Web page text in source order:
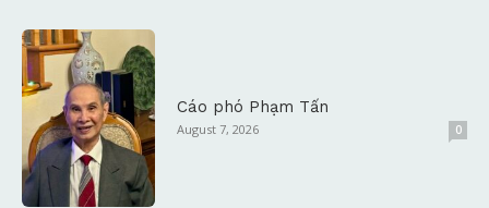
Cáo phó Phạm Tấn
August 7, 2026 0